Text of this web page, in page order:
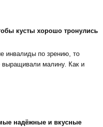
кусты хорошо тронулись
инвалиды по зрению, то
выращивали малину. Как и
надёжные и вкусные